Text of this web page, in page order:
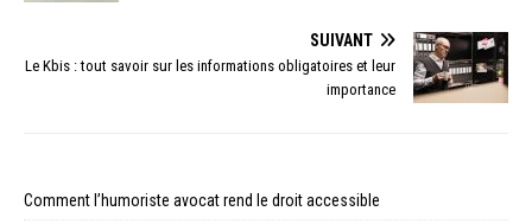
SUIVANT
Le Kbis : tout savoir sur les informations obligatoires et leur
importance
Comment l’humoriste avocat rend le droit accessible